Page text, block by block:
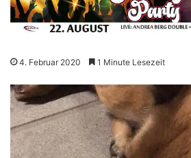
4. Februar 2020 1 Minute Lesezeit